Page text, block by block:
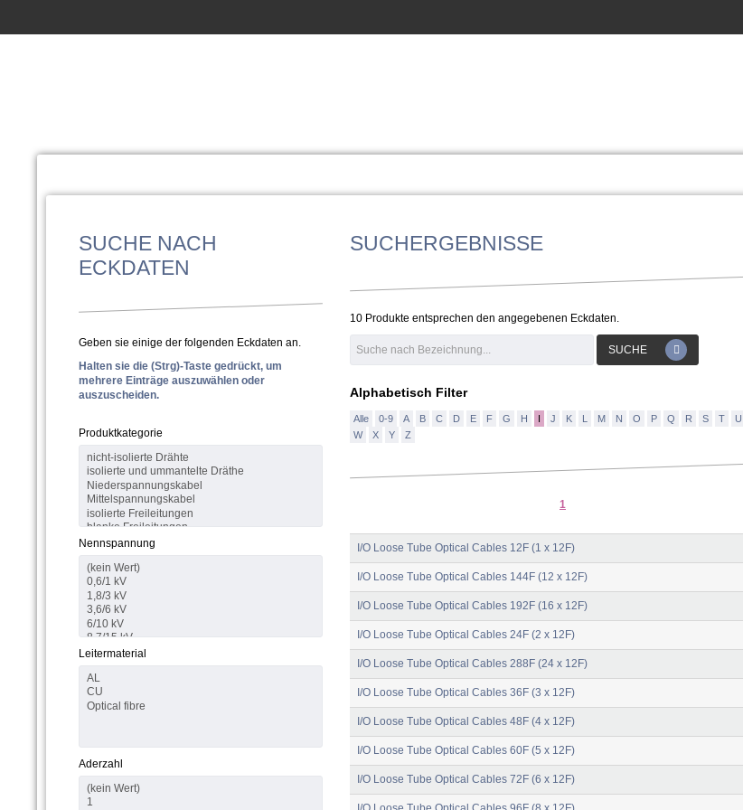
SUCHE NACH
ECKDATEN
Geben sie einige der folgenden Eckdaten an.
Halten sie die (Strg)-Taste gedrückt, um
mehrere Einträge auszuwählen oder
auszuscheiden.
Produktkategorie
Nennspannung
Leitermaterial
Aderzahl
SUCHERGEBNISSE
10 Produkte entsprechen den angegebenen Eckdaten.
SUCHE
Alphabetisch Filter
Alle 0-9 A B C D E F G H I J K L M N O P Q R S T U
W
X Y Z
1
I/O Loose Tube Optical Cables 12F (1 x 12F)
I/O Loose Tube Optical Cables 144F (12 x 12F)
I/O Loose Tube Optical Cables 192F (16 x 12F)
I/O Loose Tube Optical Cables 24F (2 x 12F)
I/O Loose Tube Optical Cables 288F (24 x 12F)
I/O Loose Tube Optical Cables 36F (3 x 12F)
I/O Loose Tube Optical Cables 48F (4 x 12F)
I/O Loose Tube Optical Cables 60F (5 x 12F)
I/O Loose Tube Optical Cables 72F (6 x 12F)